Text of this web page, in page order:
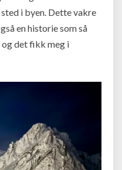
i byen. Dette vakre
en historie som så
og det fikk meg i